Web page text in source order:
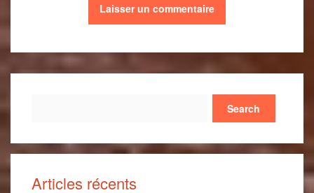
Articles récents